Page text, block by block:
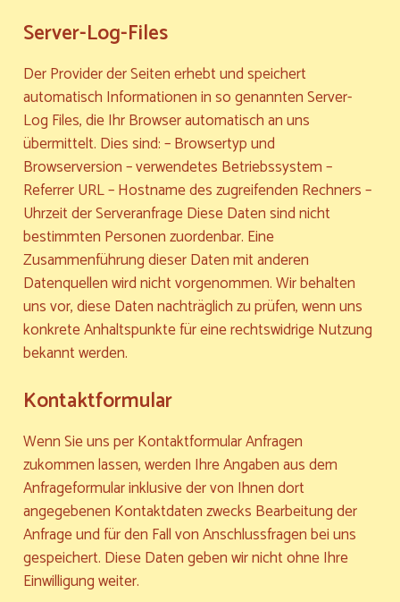
Server-Log-Files
Der Provider der Seiten erhebt und speichert
automatisch Informationen in so genannten Server-
Log Files, die Ihr Browser automatisch an uns
übermittelt. Dies sind: – Browsertyp und
Browserversion – verwendetes Betriebssystem –
Referrer URL – Hostname des zugreifenden Rechners –
Uhrzeit der Serveranfrage Diese Daten sind nicht
bestimmten Personen zuordenbar. Eine
Zusammenführung dieser Daten mit anderen
Datenquellen wird nicht vorgenommen. Wir behalten
uns vor, diese Daten nachträglich zu prüfen, wenn uns
konkrete Anhaltspunkte für eine rechtswidrige Nutzung
bekannt werden.
Kontaktformular
Wenn Sie uns per Kontaktformular Anfragen
zukommen lassen, werden Ihre Angaben aus dem
Anfrageformular inklusive der von Ihnen dort
angegebenen Kontaktdaten zwecks Bearbeitung der
Anfrage und für den Fall von Anschlussfragen bei uns
gespeichert. Diese Daten geben wir nicht ohne Ihre
Einwilligung weiter.